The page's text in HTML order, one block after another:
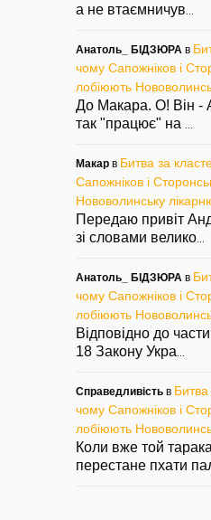
а не втаємничув
Анатоль_ БІДЗЮРА в
чому Сапожніков і
лобіюють
До Макара. О! Він -
так "працює" на
Макар в Битва за
Сапожніков і
Нововолинську
Передаю привіт
зі словами велико
Анатоль_ БІДЗЮРА в
чому Сапожніков і
лобіюють
Відповідно до
18 Закону Укра
Справедливість в Битва
чому Сапожніков і
лобіюють
Коли вже той
перестане пхати